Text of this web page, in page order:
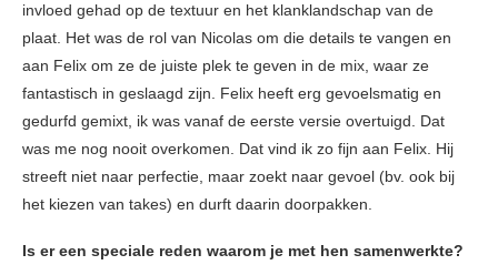
invloed gehad op de textuur en het klanklandschap van de
plaat. Het was de rol van Nicolas om die details te vangen en
aan Felix om ze de juiste plek te geven in de mix, waar ze
fantastisch in geslaagd zijn. Felix heeft erg gevoelsmatig en
gedurfd gemixt, ik was vanaf de eerste versie overtuigd. Dat
was me nog nooit overkomen. Dat vind ik zo fijn aan Felix. Hij
streeft niet naar perfectie, maar zoekt naar gevoel (bv. ook bij
het kiezen van takes) en durft daarin doorpakken.
Is er een speciale reden waarom je met hen samenwerkte?